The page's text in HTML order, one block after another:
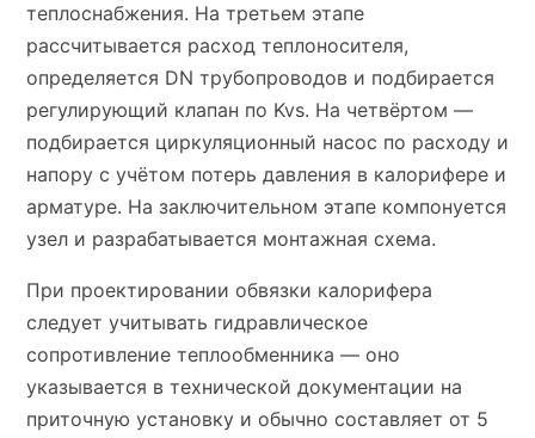
теплоснабжения. На третьем этапе
рассчитывается расход теплоносителя,
определяется DN трубопроводов и подбирается
регулирующий клапан по Kvs. На четвёртом —
подбирается циркуляционный насос по расходу и
напору с учётом потерь давления в калорифере и
арматуре. На заключительном этапе компонуется
узел и разрабатывается монтажная схема.
При проектировании обвязки калорифера
следует учитывать гидравлическое
сопротивление теплообменника — оно
указывается в технической документации на
приточную установку и обычно составляет от 5